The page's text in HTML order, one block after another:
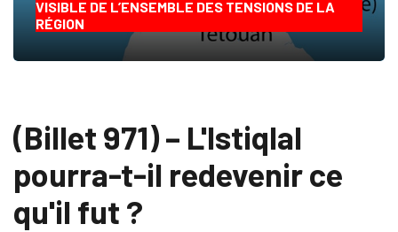
VISIBLE DE L’ENSEMBLE DES TENSIONS DE LA
RÉGION
(Billet 971) – L'Istiqlal
pourra-t-il redevenir ce
qu'il fut ?